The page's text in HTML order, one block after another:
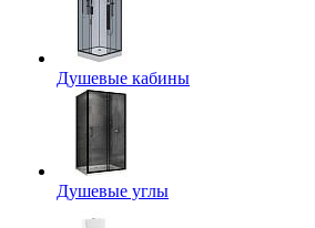
Душевые кабины
Душевые углы